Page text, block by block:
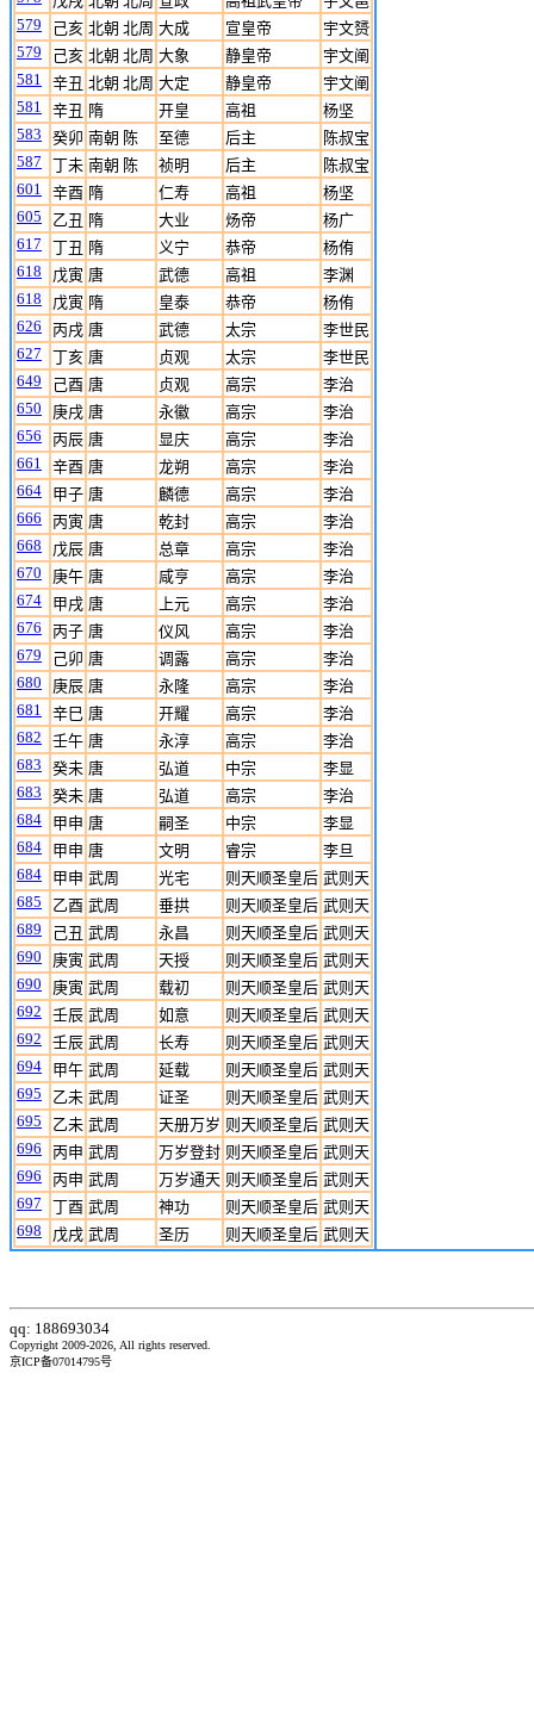
579
己亥 北朝 北周 大成 宣皇帝
宇文赟
579
己亥 北朝 北周 大象 静皇帝
宇文阐
581
辛丑 北朝 北周 大定 静皇帝
宇文阐
581
辛丑 隋 开皇 高祖
杨坚
583
癸卯 南朝 陈 至德 后主
陈叔宝
587
丁未 南朝 陈 祯明 后主
陈叔宝
601
辛酉 隋 仁寿 高祖
杨坚
605
乙丑 隋 大业 炀帝
杨广
617
丁丑 隋 义宁 恭帝
杨侑
618
戊寅 唐 武德 高祖
李渊
618
戊寅 隋 皇泰 恭帝
杨侑
626
丙戌 唐 武德 太宗
李世民
627
丁亥 唐 贞观 太宗
李世民
649
己酉 唐 贞观 高宗
李治
650
庚戌 唐 永徽 高宗
李治
656
丙辰 唐 显庆 高宗
李治
661
辛酉 唐 龙朔 高宗
李治
664
甲子 唐 麟德 高宗
李治
666
丙寅 唐 乾封 高宗
李治
668
戊辰 唐 总章 高宗
李治
670
庚午 唐 咸亨 高宗
李治
674
甲戌 唐 上元 高宗
李治
676
丙子 唐 仪风 高宗
李治
679
己卯 唐 调露 高宗
李治
680
庚辰 唐 永隆 高宗
李治
681
辛巳 唐 开耀 高宗
李治
682
壬午 唐 永淳 高宗
李治
683
癸未 唐 弘道 中宗
李显
683
癸未 唐 弘道 高宗
李治
684
甲申 唐 嗣圣 中宗
李显
684
甲申 唐 文明 睿宗
李旦
684
甲申 武周 光宅 则天顺圣皇后 武则天
685
乙酉 武周 垂拱 则天顺圣皇后 武则天
689
己丑 武周 永昌 则天顺圣皇后 武则天
690
庚寅 武周 天授 则天顺圣皇后 武则天
690
庚寅 武周 载初 则天顺圣皇后 武则天
692
壬辰 武周 如意 则天顺圣皇后 武则天
692
壬辰 武周 长寿 则天顺圣皇后 武则天
694
甲午 武周 延载 则天顺圣皇后 武则天
695
乙未 武周 证圣 则天顺圣皇后 武则天
695
乙未 武周 天册万岁 则天顺圣皇后 武则天
696
丙申 武周 万岁登封 则天顺圣皇后 武则天
696
丙申 武周 万岁通天 则天顺圣皇后 武则天
697
丁酉 武周 神功 则天顺圣皇后 武则天
698
戊戌 武周 圣历 则天顺圣皇后 武则天
qq: 188693034
Copyright 2009-2026, All rights reserved.
京ICP备07014795号